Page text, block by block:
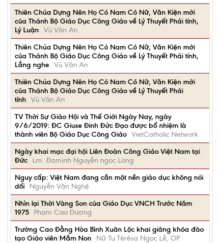
Thiên Chúa Dựng Nên Họ Có Nam Có Nữ, Văn Kiện mới
của Thánh Bộ Giáo Dục Công Giáo về Lý Thuyết Phái tính,
Lý Luận Vũ Văn An
Thiên Chúa Dựng Nên Họ Có Nam Có Nữ, Văn Kiện mới
của Thánh Bộ Giáo Dục Công Giáo về Lý Thuyết Phái tính,
Lắng nghe Vũ Văn An
Thiên Chúa Dựng Nên Họ Có Nam Có Nữ, Văn Kiện mới
của Thánh Bộ Giáo Dục Công Giáo về Lý Thuyết Phái
tính Vũ Văn An
TV Thời Sự Giáo Hội và Thế Giới Ngày Nay, ngày
9/6/2019: ĐC Giuse Đinh Đức Đạo được bổ nhiệm là
thành viên Bộ Giáo Dục Công Giáo VietCatholic Network
Ngày khai mạc đại hội Liên Đoàn Công Giáo Việt Nam tại
Đức
Lm. Đaminh Nguyễn ngọc Long
Nguy cấp: Việt Nam đang cần một nền giáo dục không nói
dối
Nguyễn Văn Nghệ
Nhìn lại Thời Vàng Son của Giáo Dục VNCH Trước Năm
1975
Phạm Cao Dương
Trường Cao Đẳng Hòa Bình Xuân Lộc khai giảng khóa đào
tạo Giáo viên Mầm Non
Nữ Tu Têrêsa Ngọc Lễ, OP